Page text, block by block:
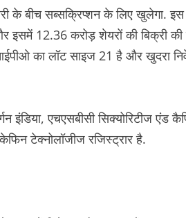
के बीच सब्सक्रिप्शन के लिए खुलेगा.
12.36 करोड़ शेयरों की बिक्री की
का लॉट साइज 21 है और खुदरा
इंडिया, एचएसबीसी सिक्योरिटीज एंड
टेक्नोलॉजीज रजिस्ट्रार है.